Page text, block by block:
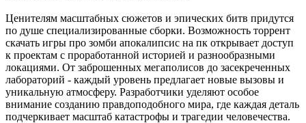
Ценителям масштабных сюжетов и эпических битв придутся
по душе специализированные сборки. Возможность торрент
скачать игры про зомби апокалипсис на пк открывает доступ
к проектам с проработанной историей и разнообразными
локациями. От заброшенных мегаполисов до засекреченных
лабораторий - каждый уровень предлагает новые вызовы и
уникальную атмосферу. Разработчики уделяют особое
внимание созданию правдоподобного мира, где каждая деталь
подчеркивает масштаб катастрофы и трагедии человечества.